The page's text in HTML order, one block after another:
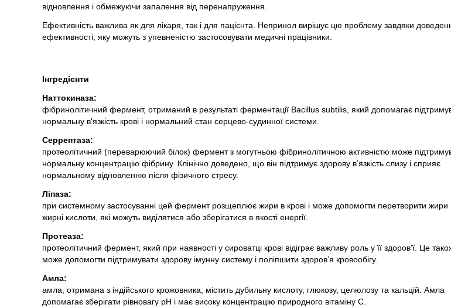
відновлення і обмежуючи запалення від перенапруження.
Ефективність важлива як для лікаря, так і для пацієнта. Непринол вирішує цю проблему завдяки
ефективності, яку можуть з упевненістю застосовувати медичні працівники.
Інгредієнти
Наттокиназа:
фібринолітичний фермент, отриманий в результаті ферментації Bacillus subtilis, який допомагає
нормальну в'язкість крові і нормальний стан серцево-судинної системи.
Серрептаза:
протеолітичний (переварюючий білок) фермент з могутньою фібринолітичною активністю може
нормальну концентрацію фібрину. Клінічно доведено, що він підтримує здорову в’язкість слизу і сприяє
нормальному відновленню після фізичного стресу.
Ліпаза:
при системному застосуванні цей фермент розщеплює жири в крові і може допомогти перетворити жири
жирні кислоти, які можуть виділятися або зберігатися в якості енергії.
Протеаза:
протеолітичний фермент, який при наявності у сироватці крові відіграє важливу роль у її здоров’ї. Це
може допомогти підтримувати здорову імунну систему і поліпшити здоров’я кровообігу.
Амла:
амла, отримана з індійського крожовника, містить дубильну кислоту, глюкозу, целюлозу та кальцій. Амла
допомагає зберігати рівновагу pH і має високу концентрацію природного вітаміну С.